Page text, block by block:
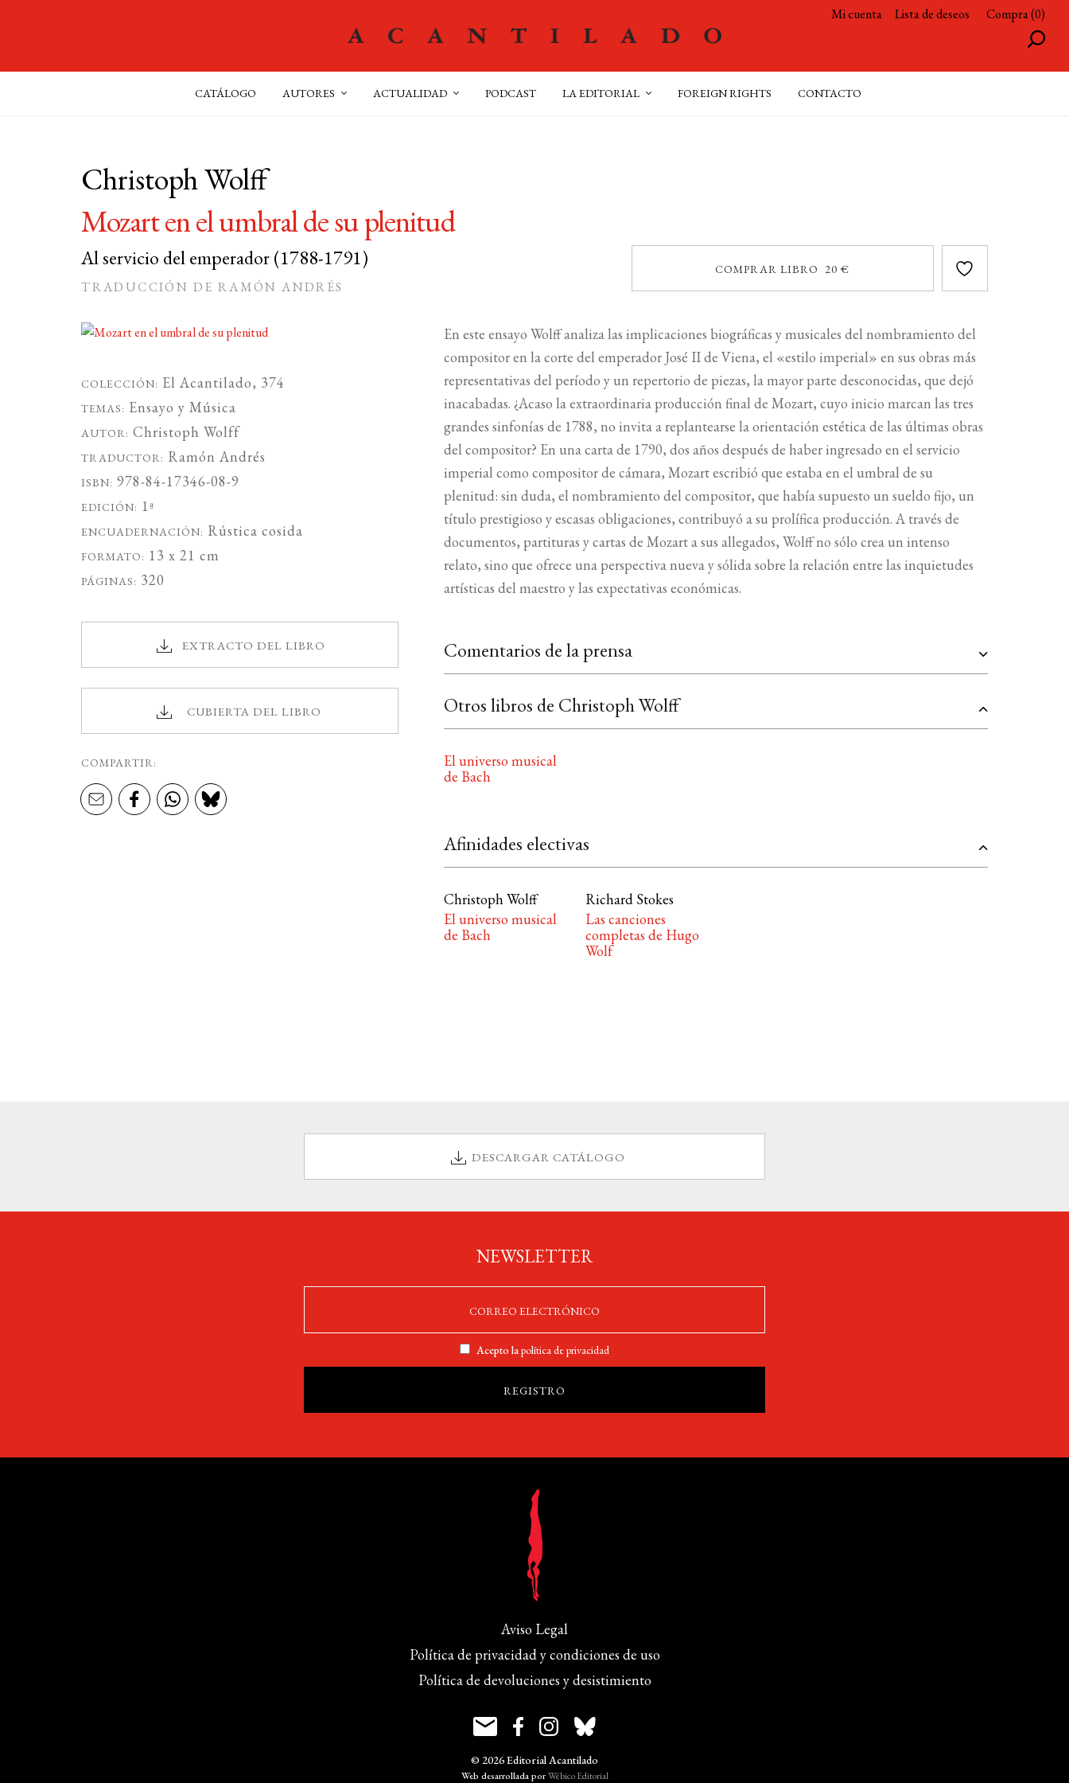
Mi cuenta Lista de deseos Compra (0)
CATÁLOGO AUTORES ACTUALIDAD PODCAST LA EDITORIAL FOREIGN RIGHTS CONTACTO
Christoph Wolff
Mozart en el umbral de su plenitud
Al servicio del emperador (1788-1791)
TRADUCCIÓN DE RAMÓN ANDRÉS
COMPRAR LIBRO 20 €
COLECCIÓN: El Acantilado, 374
TEMAS: Ensayo yMúsica
AUTOR: Christoph Wolff
TRADUCTOR: Ramón Andrés
ISBN: 978-84-17346-08-9
EDICIÓN: 1ª
ENCUADERNACIÓN: Rústica cosida
FORMATO: 13 x 21 cm
PÁGINAS: 320
EXTRACTO DEL LIBRO
CUBIERTA DEL LIBRO
COMPARTIR:
En este ensayo Wolff analiza las implicaciones biográficas y musicales del nombramiento del
compositor en la corte del emperador José II de Viena, el «estilo imperial» en sus obras más
representativas del período y un repertorio de piezas, la mayor parte desconocidas, que dejó
inacabadas. ¿Acaso la extraordinaria producción final de Mozart, cuyo inicio marcan las tres
grandes sinfonías de 1788, no invita a replantearse la orientación estética de las últimas obras
del compositor? En una carta de 1790, dos años después de haber ingresado en el servicio
imperial como compositor de cámara, Mozart escribió que estaba en el umbral de su
plenitud: sin duda, el nombramiento del compositor, que había supuesto un sueldo fijo, un
título prestigioso y escasas obligaciones, contribuyó a su prolífica producción. A través de
documentos, partituras y cartas de Mozart a sus allegados, Wolff no sólo crea un intenso
relato, sino que ofrece una perspectiva nueva y sólida sobre la relación entre las inquietudes
artísticas del maestro y las expectativas económicas.
Comentarios de la prensa
Otros libros de Christoph Wolff
El universo musical
de Bach
Afinidades electivas
Christoph Wolff
El universo musical
de Bach
Richard Stokes
Las canciones
completas de Hugo
Wolf
DESCARGAR CATÁLOGO
NEWSLETTER
Acepto lapolítica de privacidad
Aviso Legal
Política de privacidad y condiciones de uso
Política de devoluciones y desistimiento
© 2026 Editorial Acantilado
Web desarrollada porWébico Editorial